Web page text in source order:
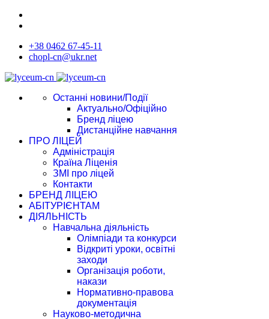
+38 0462 67-45-11
chopl-cn@ukr.net
Останні новини/Події
Актуально/Офіційно
Бренд ліцею
Дистанційне навчання
ПРО ЛІЦЕЙ
Адміністрація
Країна Ліценія
ЗМІ про ліцей
Контакти
БРЕНД ЛІЦЕЮ
АБІТУРІЄНТАМ
ДІЯЛЬНІСТЬ
Навчальна діяльність
Олімпіади та конкурси
Відкриті уроки, освітні
заходи
Організація роботи,
накази
Нормативно-правова
документація
Науково-методична